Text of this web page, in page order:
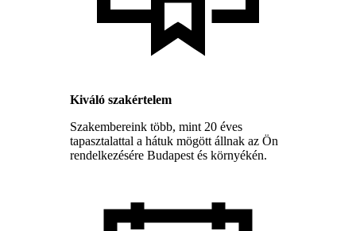
Kiváló szakértelem
Szakembereink több, mint 20 éves
tapasztalattal a hátuk mögött állnak az Ön
rendelkezésére Budapest és környékén.